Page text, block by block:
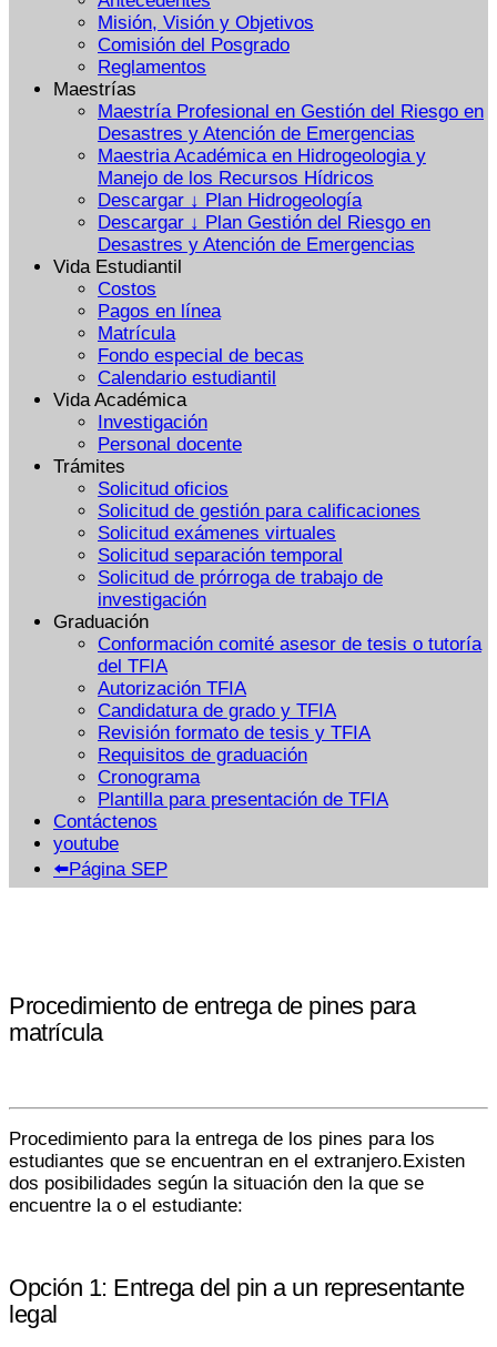
Misión, Visión y Objetivos
Comisión del Posgrado
Reglamentos
Maestrías
Maestría Profesional en Gestión del Riesgo en
Desastres y Atención de Emergencias
Maestria Académica en Hidrogeologia y
Manejo de los Recursos Hídricos
Descargar ↓ Plan Hidrogeología
Descargar ↓ Plan Gestión del Riesgo en
Desastres y Atención de Emergencias
Vida Estudiantil
Costos
Pagos en línea
Matrícula
Fondo especial de becas
Calendario estudiantil
Vida Académica
Investigación
Personal docente
Trámites
Solicitud oficios
Solicitud de gestión para calificaciones
Solicitud exámenes virtuales
Solicitud separación temporal
Solicitud de prórroga de trabajo de
investigación
Graduación
Conformación comité asesor de tesis o tutoría
del TFIA
Autorización TFIA
Candidatura de grado y TFIA
Revisión formato de tesis y TFIA
Requisitos de graduación
Cronograma
Plantilla para presentación de TFIA
Contáctenos
youtube
⬅️Página SEP
Procedimiento de entrega de pines para
matrícula
Procedimiento para la entrega de los pines para los
estudiantes que se encuentran en el extranjero.Existen
dos posibilidades según la situación den la que se
encuentre la o el estudiante:
Opción 1: Entrega del pin a un representante
legal